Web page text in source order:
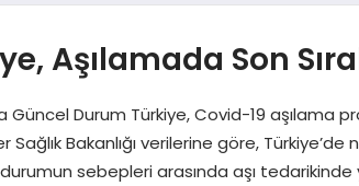
Aşılamada Son
Güncel Durum Türkiye, Covid-19 aşılama
Sağlık Bakanlığı verilerine göre,
sebepleri arasında aşı tedarikinde